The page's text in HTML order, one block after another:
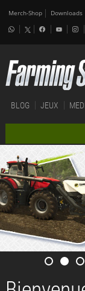
Merch-Shop Downloads
BLOG JEUX